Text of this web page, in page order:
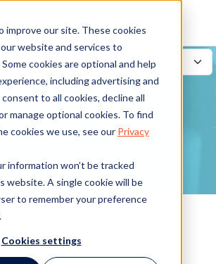
improve our site. These cookies
website and services to
cookies are optional and help
including advertising and
to all cookies, decline all
manage optional cookies. To find
cookies we use, see our Privacy
information won’t be tracked
website. A single cookie will be
to remember your preference
Cookies settings
Webinar
in einer Welt